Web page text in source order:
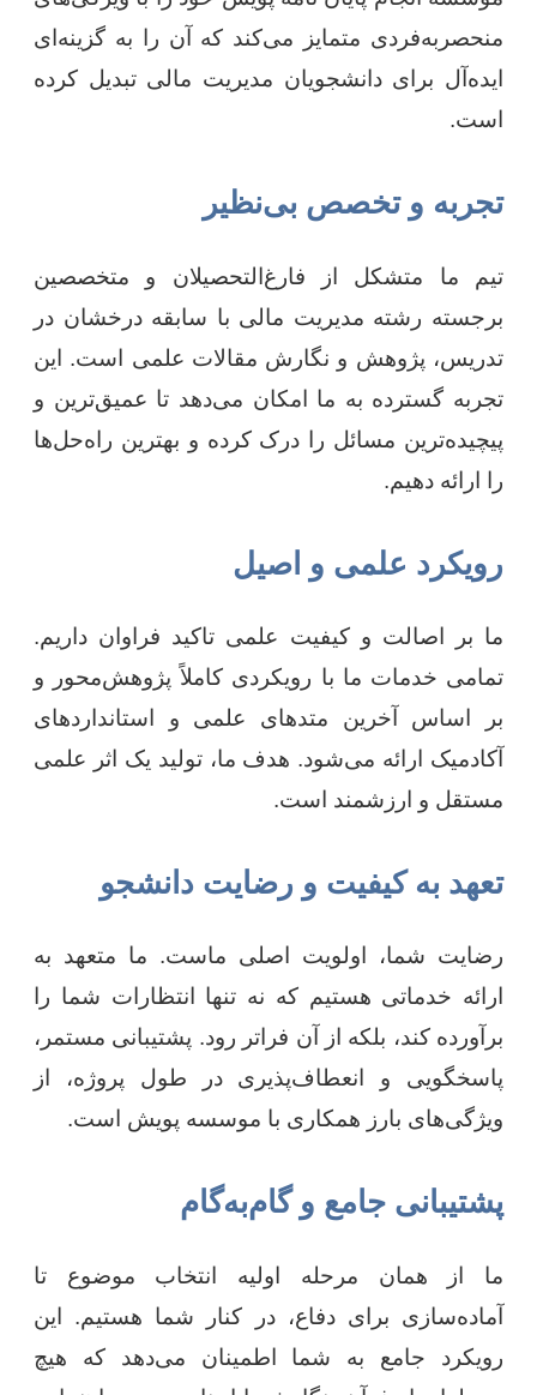
منحصربه‌فردی متمایز می‌کند که آن را به گزینه‌ای
ایده‌آل برای دانشجویان مدیریت مالی تبدیل کرده
است.
تجربه و تخصص بی‌نظیر
تیم ما متشکل از فارغ‌التحصیلان و متخصصین
برجسته رشته مدیریت مالی با سابقه درخشان در
تدریس، پژوهش و نگارش مقالات علمی است. این
تجربه گسترده به ما امکان می‌دهد تا عمیق‌ترین و
پیچیده‌ترین مسائل را درک کرده و بهترین راه‌حل‌ها
را ارائه دهیم.
رویکرد علمی و اصیل
ما بر اصالت و کیفیت علمی تاکید فراوان داریم.
تمامی خدمات ما با رویکردی کاملاً پژوهش‌محور و
بر اساس آخرین متدهای علمی و استانداردهای
آکادمیک ارائه می‌شود. هدف ما، تولید یک اثر علمی
مستقل و ارزشمند است.
تعهد به کیفیت و رضایت دانشجو
رضایت شما، اولویت اصلی ماست. ما متعهد به
ارائه خدماتی هستیم که نه تنها انتظارات شما را
برآورده کند، بلکه از آن فراتر رود. پشتیبانی مستمر،
پاسخگویی و انعطاف‌پذیری در طول پروژه، از
ویژگی‌های بارز همکاری با موسسه پویش است.
پشتیبانی جامع و گام‌به‌گام
ما از همان مرحله اولیه انتخاب موضوع تا
آماده‌سازی برای دفاع، در کنار شما هستیم. این
رویکرد جامع به شما اطمینان می‌دهد که هیچ